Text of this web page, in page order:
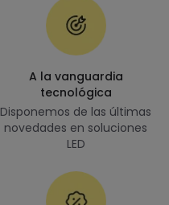
A la vanguardia
tecnológica
Disponemos de las últimas
novedades en soluciones
LED